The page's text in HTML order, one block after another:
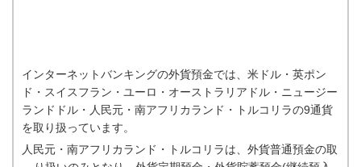
インターネットバンキングの外貨預金では、米ドル・英ポン
ド・スイスフラン・ユーロ・オーストラリアドル・ニュージー
ランドドル・人民元・南アフリカランド・トルコリラの9通貨
を取り扱っています。
人民元・南アフリカランド・トルコリラは、外貨普通預金の取